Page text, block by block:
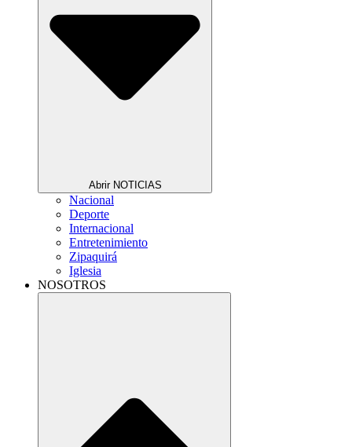
Abrir NOTICIAS
Nacional
Deporte
Internacional
Entretenimiento
Zipaquirá
Iglesia
NOSOTROS